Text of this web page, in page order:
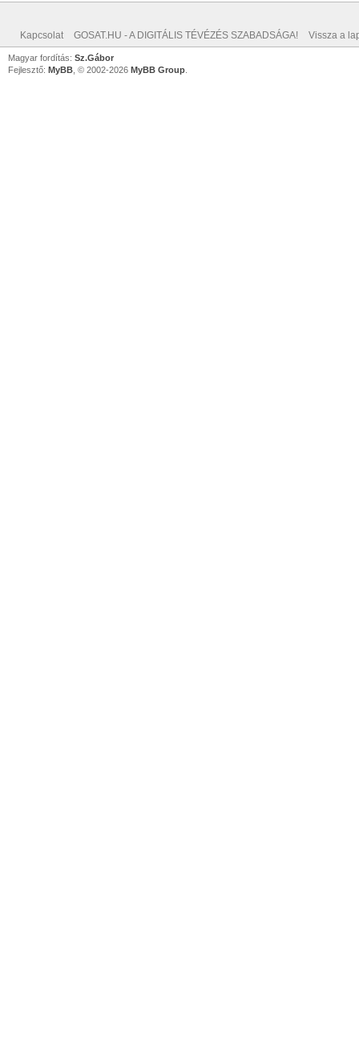
Kapcsolat GOSAT.HU - A DIGITÁLIS TÉVÉZÉS SZABADSÁGA! Vissza a
Magyar fordítás: Sz.Gábor
Fejlesztő: MyBB , © 2002-2026 MyBB Group